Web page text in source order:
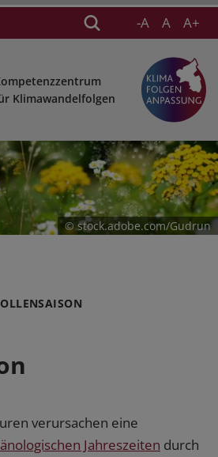
-A A A+
Klimawandelfolgen
© stock.adobe.com/Gudrun
verursachen eine
Jahreszeiten durch